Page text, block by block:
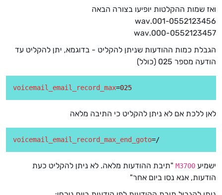
ואז שמות ההקלטות יופיעו בצורה הבאה
001-0552123456.wav
000-0552123457.wav
הגבלת כמות ההודעות שניתן להקליט - בדוגמא, יתן להקליט עד
הודעה מספר 025 (כולל)
voicemail_email_record_max=025
לאן ללכת אם לא ניתן להקליט כי התיבה מלאה
voicemail_email_record_max_end_goto
ישמיע M3700 "תיבת ההודעות מלאה. לא ניתן להקליט כעת
הודעות, אנא נסו ביום אחר"